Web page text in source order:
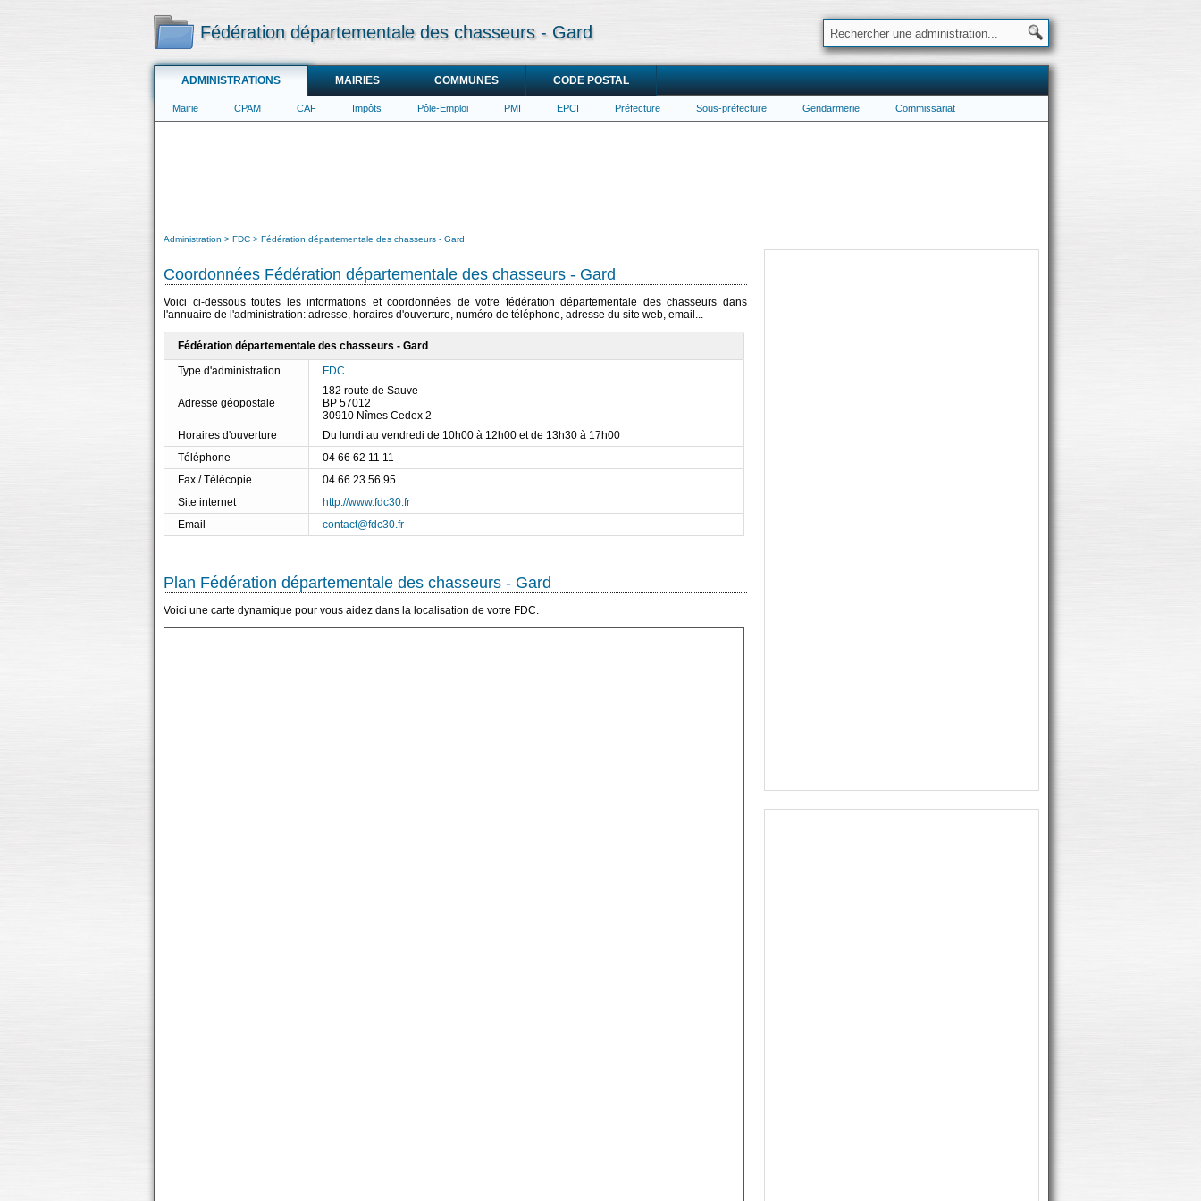
Fédération départementale des chasseurs - Gard
ADMINISTRATIONS MAIRIES COMMUNES CODE POSTAL
Mairie CPAM CAF Impôts Pôle-Emploi PMI EPCI Préfecture Sous-préfecture Gendarmerie Commissariat
Administration FDC Fédération départementale des chasseurs - Gard
Coordonnées Fédération départementale des chasseurs - Gard
Voici ci-dessous toutes les informations et coordonnées de votre fédération départementale des chasseurs dans
l'annuaire de l'administration: adresse, horaires d'ouverture, numéro de téléphone, adresse du site web, email...
Fédération départementale des chasseurs - Gard
Type d'administration
FDC
Adresse géopostale
182 route de Sauve
BP 57012
30910 Nîmes Cedex 2
Horaires d'ouverture
Du lundi au vendredi de 10h00 à 12h00 et de 13h30 à 17h00
Téléphone
04 66 62 11 11
Fax / Télécopie
04 66 23 56 95
Site internet
http://www.fdc30.fr
Email
contact@fdc30.fr
Plan Fédération départementale des chasseurs - Gard
Voici une carte dynamique pour vous aidez dans la localisation de votre FDC.